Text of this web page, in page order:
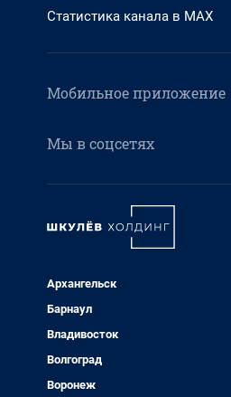
Статистика канала в MAX
Мобильное приложение
Мы в соцсетях
Архангельск
Барнаул
Владивосток
Волгоград
Воронеж